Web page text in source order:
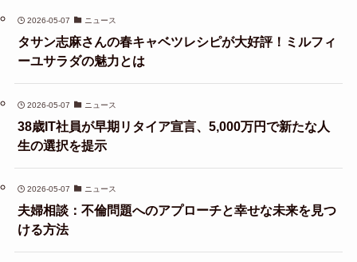
2026-05-07 ニュース
タサン志麻さんの春キャベツレシピが大好評！ミルフィ
ーユサラダの魅力とは
2026-05-07 ニュース
38歳IT社員が早期リタイア宣言、5,000万円で新たな人
生の選択を提示
2026-05-07 ニュース
夫婦相談：不倫問題へのアプローチと幸せな未来を見つ
ける方法